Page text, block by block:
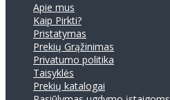
Apie mus
Kaip Pirkti?
Pristatymas
Prekių Grąžinimas
Privatumo politika
Taisyklės
Prekių katalogai